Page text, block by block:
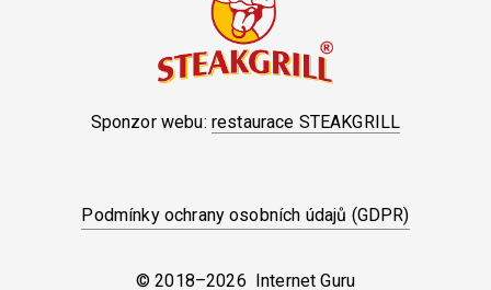
Sponzor webu: restaurace STEAKGRILL
Podmínky ochrany osobních údajů (GDPR)
© 2018–2026 Internet Guru